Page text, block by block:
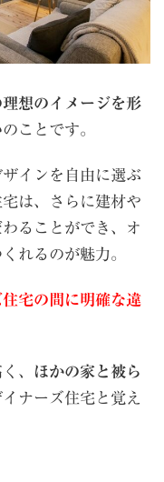
想のイメージを形
のことです。
インを自由に選ぶ
は、さらに建材や
ることができ、オ
れるのが魅力。
宅の間に明確な違
、
ほかの家と被ら
ナーズ住宅と覚え